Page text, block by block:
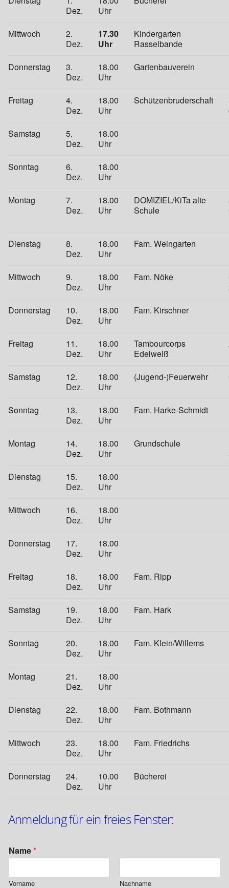
Dez.
Uhr
Mittwoch
2.
Dez.
17.30
Uhr
Kindergarten
Rasselbande
Donnerstag
3.
Dez.
18.00
Uhr
Gartenbauverein
Freitag
4.
Dez.
18.00
Uhr
Schützenbruderschaft
Samstag
5.
Dez.
18.00
Uhr
Sonntag
6.
Dez.
18.00
Uhr
Montag
7.
Dez.
18.00
Uhr
DOMIZIEL/KiTa alte
Schule
Dienstag
8.
Dez.
18.00
Uhr
Fam. Weingarten
Mittwoch
9.
Dez.
18.00
Uhr
Fam. Nöke
Donnerstag
10.
Dez.
18.00
Uhr
Fam. Kirschner
Freitag
11.
Dez.
18.00
Uhr
Tambourcorps
Edelweiß
Samstag
12.
Dez.
18.00
Uhr
(Jugend-)Feuerwehr
Sonntag
13.
Dez.
18.00
Uhr
Fam. Harke-Schmidt
Montag
14.
Dez.
18.00
Uhr
Grundschule
Dienstag
15.
Dez.
18.00
Uhr
Mittwoch
16.
Dez.
18.00
Uhr
Donnerstag
17.
Dez.
18.00
Uhr
Freitag
18.
Dez.
18.00
Uhr
Fam. Ripp
Samstag
19.
Dez.
18.00
Uhr
Fam. Hark
Sonntag
20.
Dez.
18.00
Uhr
Fam. Klein/Willems
Montag
21.
Dez.
18.00
Uhr
Dienstag
22.
Dez.
18.00
Uhr
Fam. Bothmann
Mittwoch
23.
Dez.
18.00
Uhr
Fam. Friedrichs
Donnerstag
24.
Dez.
10.00
Uhr
Bücherei
Anmeldung für ein freies Fenster:
D
a
u
Name*
Vorname Nachname